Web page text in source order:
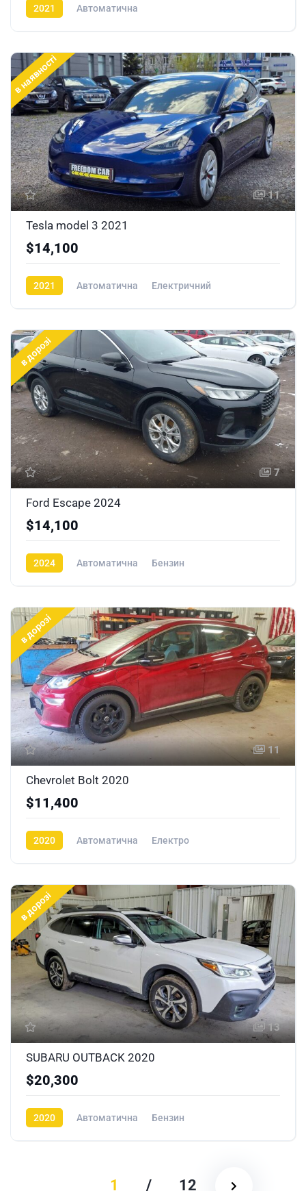
2021 Автоматична
в наявності
11
Tesla model 3 2021
$14,100
2021 Автоматична Електричний
в дорозі
7
Ford Escape 2024
$14,100
2024 Автоматична Бензин
в дорозі
11
Chevrolet Bolt 2020
$11,400
2020 Автоматична Електро
в дорозі
13
SUBARU OUTBACK 2020
$20,300
2020 Автоматична Бензин
1 / 12